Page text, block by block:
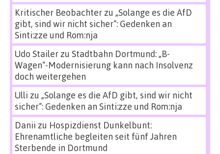
Kritischer Beobachterzu „Solange es die AfD
gibt, sind wir nicht sicher“: Gedenken an
Sinti:zze und Rom:nja
Udo Stailerzu Stadtbahn Dortmund: „B-
Wagen“-Modernisierung kann nach Insolvenz
doch weitergehen
Ulli zu „Solange es die AfD gibt, sind wir nicht
sicher“: Gedenken an Sinti:zze und Rom:nja
Danii zu Hospizdienst Dunkelbunt:
Ehrenamtliche begleiten seit fünf Jahren
Sterbende in Dortmund